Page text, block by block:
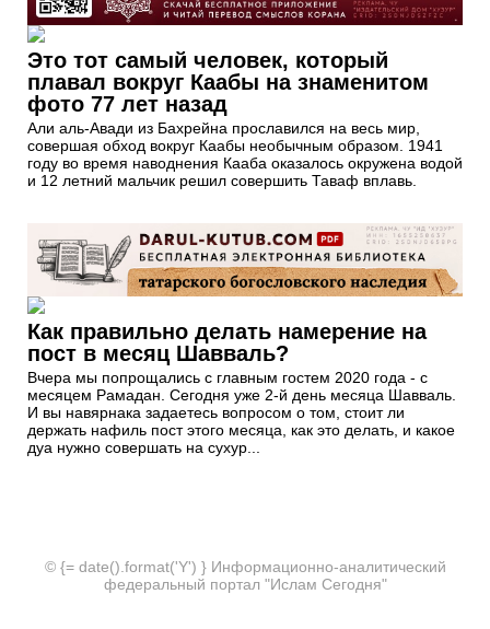
Это тот самый человек, который
плавал вокруг Каабы на знаменитом
фото 77 лет назад
Али аль-Авади из Бахрейна прославился на весь мир,
совершая обход вокруг Каабы необычным образом. 1941
году во время наводнения Кааба оказалось окружена водой
и 12 летний мальчик решил совершить Таваф вплавь.
Как правильно делать намерение на
пост в месяц Шавваль?
Вчера мы попрощались с главным гостем 2020 года - с
месяцем Рамадан. Сегодня уже 2-й день месяца Шавваль.
И вы навярнака задаетесь вопросом о том, стоит ли
держать нафиль пост этого месяца, как это делать, и какое
дуа нужно совершать на сухур...
© {= date().format('Y') } Информационно-аналитический
федеральный портал "Ислам Сегодня"